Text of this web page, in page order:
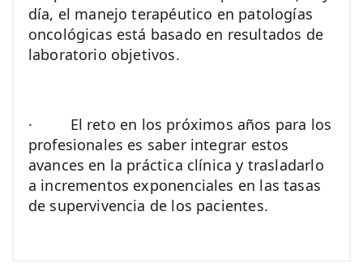
día, el manejo terapéutico en patologías
oncológicas está basado en resultados de
laboratorio objetivos.
· El reto en los próximos años para los
profesionales es saber integrar estos
avances en la práctica clínica y trasladarlo
a incrementos exponenciales en las tasas
de supervivencia de los pacientes.